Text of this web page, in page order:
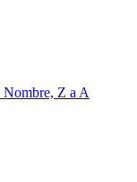
Nombre, Z a A